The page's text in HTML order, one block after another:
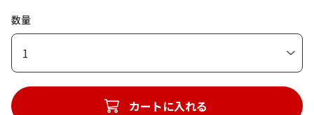
数量
1
カートに入れる